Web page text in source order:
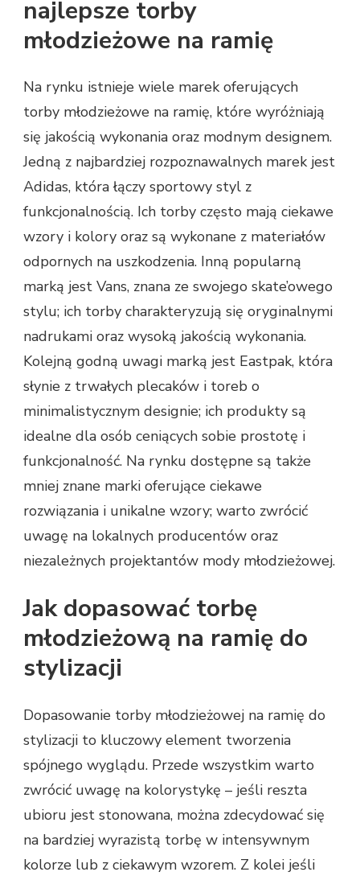
najlepsze torby
młodzieżowe na ramię
Na rynku istnieje wiele marek oferujących
torby młodzieżowe na ramię, które wyróżniają
się jakością wykonania oraz modnym designem.
Jedną z najbardziej rozpoznawalnych marek jest
Adidas, która łączy sportowy styl z
funkcjonalnością. Ich torby często mają ciekawe
wzory i kolory oraz są wykonane z materiałów
odpornych na uszkodzenia. Inną popularną
marką jest Vans, znana ze swojego skate’owego
stylu; ich torby charakteryzują się oryginalnymi
nadrukami oraz wysoką jakością wykonania.
Kolejną godną uwagi marką jest Eastpak, która
słynie z trwałych plecaków i toreb o
minimalistycznym designie; ich produkty są
idealne dla osób ceniących sobie prostotę i
funkcjonalność. Na rynku dostępne są także
mniej znane marki oferujące ciekawe
rozwiązania i unikalne wzory; warto zwrócić
uwagę na lokalnych producentów oraz
niezależnych projektantów mody młodzieżowej.
Jak dopasować torbę
młodzieżową na ramię do
stylizacji
Dopasowanie torby młodzieżowej na ramię do
stylizacji to kluczowy element tworzenia
spójnego wyglądu. Przede wszystkim warto
zwrócić uwagę na kolorystykę – jeśli reszta
ubioru jest stonowana, można zdecydować się
na bardziej wyrazistą torbę w intensywnym
kolorze lub z ciekawym wzorem. Z kolei jeśli